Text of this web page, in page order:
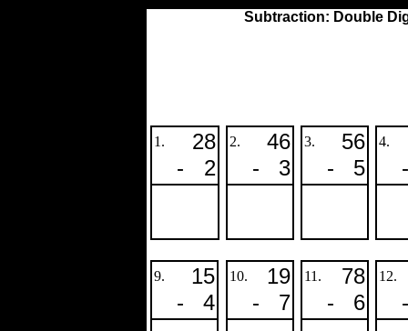
Subtraction: Double
1.
28
-
2
2.
46
-
3
3.
56
-
5
4.
-
9.
15
-
4
10.
19
-
7
11.
78
-
6
12.
-